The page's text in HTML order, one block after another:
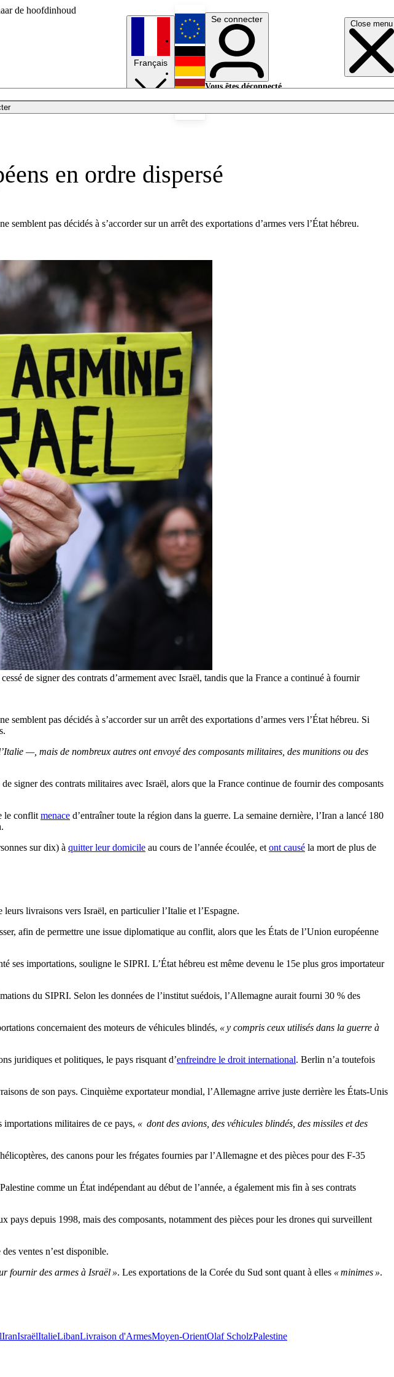
de hoofdinhoud
Close menu
Français
English
Deutsch
Se connecter
Vous êtes déconnecté.
en ordre dispersé
pas décidés à s’accorder sur un arrêt des exportations d’armes vers l’État hébreu.
de signer des contrats d’armement avec Israël, tandis que la France a continué à fournir
pas décidés à s’accorder sur un arrêt des exportations d’armes vers l’État hébreu. Si
—, mais de nombreux autres ont envoyé des composants militaires, des munitions ou des
signer des contrats militaires avec Israël, alors que la France continue de fournir des composants
le conflit menace d’entraîner toute la région dans la guerre. La semaine dernière, l’Iran a lancé 180
sur dix) à quitter leur domicile au cours de l’année écoulée, et ont causé la mort de plus de
livraisons vers Israël, en particulier l’Italie et l’Espagne.
afin de permettre une issue diplomatique au conflit, alors que les États de l’Union européenne
ses importations, souligne le SIPRI. L’État hébreu est même devenu le 15e plus gros importateur
du SIPRI. Selon les données de l’institut suédois, l’Allemagne aurait fourni 30 % des
concernaient des moteurs de véhicules blindés, « y compris ceux utilisés dans la guerre à
juridiques et politiques, le pays risquant d’enfreindre le droit international. Berlin n’a toutefois
de son pays. Cinquième exportateur mondial, l’Allemagne arrive juste derrière les États-Unis
importations militaires de ce pays, « dont des avions, des véhicules blindés, des missiles et des
des canons pour les frégates fournies par l’Allemagne et des pièces pour des F-35
comme un État indépendant au début de l’année, a également mis fin à ses contrats
pays depuis 1998, mais des composants, notamment des pièces pour les drones qui surveillent
ventes n’est disponible.
fournir des armes à Israël ». Les exportations de la Corée du Sud sont quant à elles « minimes ».
IranIsraëlItalieLibanLivraison d'ArmesMoyen-OrientOlaf ScholzPalestine